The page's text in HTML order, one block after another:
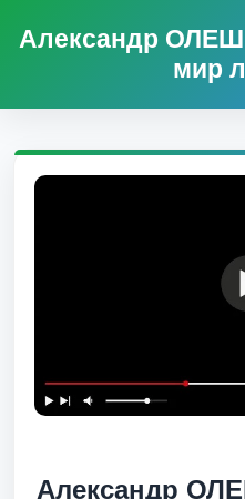
Александр
мир
Александр